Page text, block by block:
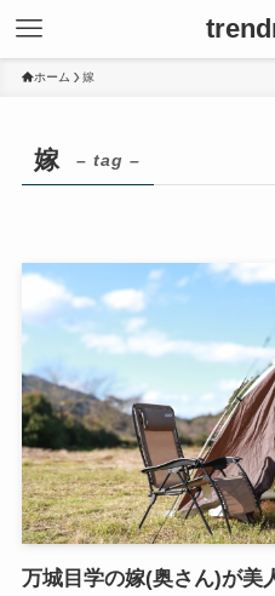
ホーム 嫁
嫁 – tag –
万城目学の嫁(奥さん)が美